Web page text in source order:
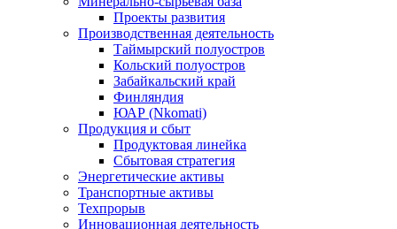
Проекты развития
Производственная деятельность
Таймырский полуостров
Кольский полуостров
Забайкальский край
Финляндия
ЮАР (Nkomati)
Продукция и сбыт
Продуктовая линейка
Сбытовая стратегия
Энергетические активы
Транспортные активы
Техпрорыв
Инновационная деятельность